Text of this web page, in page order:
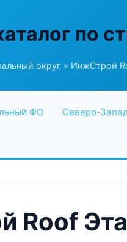
по
округ » ИнжСтрой
ФО Северо-
Roof